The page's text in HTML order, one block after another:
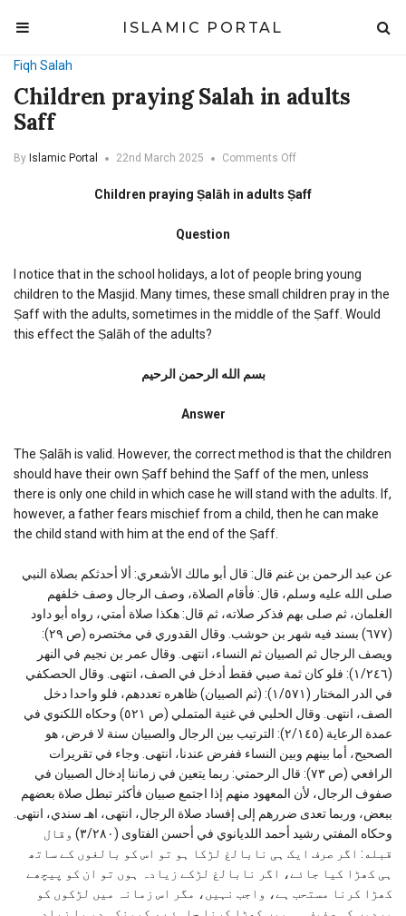
ISLAMIC PORTAL
Fiqh Salah
Children praying Salah in adults
Saff
By Islamic Portal 22nd March 2025 Comments Offon
praying
Children praying Ṣalāh in adults Ṣaff
Question
I notice that in the school holidays, a lot of people bring young
children to the Masjid. Many times, these small children pray in the
Ṣaff with the adults, sometimes in the middle of the Ṣaff. Would
this effect the Ṣalāh of the adults?
بسم الله الرحمن الرحیم
Answer
The Ṣalāh is valid. However, the correct method is that the children
should have their own Ṣaff behind the Ṣaff of the men, unless
there is only one child in which case he will stand with the adults. If,
however, a father fears mischief from a child, then he can make
the child stand with him at the end of the Ṣaff.
عن عبد الرحمن بن غنم قال: قال أبو مالك الأشعري: ألا أحدثكم بصلاة النبي
صلى الله عليه وسلم، قال: فأقام الصلاة، وصف الرجال وصف خلفهم
الغلمان، ثم صلى بهم فذكر صلاته، ثم قال: هكذا صلاة أمتي، رواه أبو داود
(٦٧٧) بسند فيه شهر بن حوشب. وقال القدوري في مختصره (ص ٢٩):
ويصف الرجال ثم الصبيان ثم النساء، انتهى. وقال عمر بن نجيم في النهر
(١/٢٤٦): فلو كان ثمة صبي فقط أدخل في الصف، انتهى. وقال الحصكفي
في الدر المختار (١/٥٧١): (ثم الصبيان) ظاهره تعددهم، فلو واحدا دخل
الصف، انتهى. وقال الحلبي في غنية المتملي (ص ٥٢١) وحكاه اللكنوي في
عمدة الرعاية (٢/١٤٥): الترتيب بين الرجال والصبيان سنة لا فرض، هو
الصحيح، أما بينهم وبين النساء ففرض عندنا، انتهى. وجاء في تقريرات
الرافعي (ص ٧٣): قال الرحمتي: ربما يتعين في زماننا إدخال الصبيان في
صفوف الرجال، لأن المعهود منهم إذا اجتمع صبيان فأكثر تبطل صلاة بعضهم
ببعض، وربما تعدى ضررهم إلى إفساد صلاة الرجال، انتهى، اهـ سندي، انتهى.
وحكاه المفتي رشيد أحمد اللديانوي في أحسن الفتاوى (٣/٢٨٠) وقال
قبله: اگر صرف ایک ہی نابالغ لڑکا ہو تو اس کو بالغوں کے ساتھ
ہی کھڑا کیا جائے، اگر نابالغ لڑکے زیادہ ہوں تو ان کو پیچھے
کھڑا کرنا مستحب ہے، واجب نہیں، مگر اس زمانہ میں لڑکوں کو